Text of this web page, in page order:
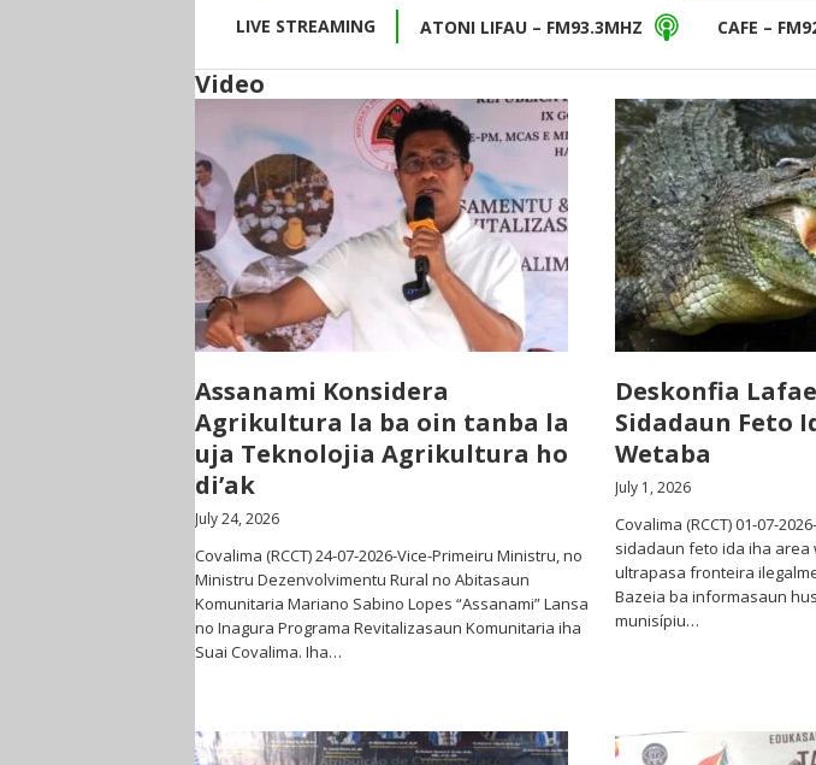
LIVE STREAMING ATONI LIFAU – FM93.3MHZ CAFE –
Video
Assanami Konsidera
Agrikultura la ba oin tanba la
uja Teknolojia Agrikultura ho
di’ak
July 24, 2026
Covalima (RCCT) 24-07-2026-Vice-Primeiru Ministru, no
Ministru Dezenvolvimentu Rural no Abitasaun
Komunitaria Mariano Sabino Lopes “Assanami” Lansa
no Inagura Programa Revitalizasaun Komunitaria iha
Suai Covalima. Iha…
Deskonfia
Sidadaun Feto
Wetaba
July 1, 2026
Covalima (RCCT) 01-07-
sidadaun feto ida iha
ultrapasa fronteira
Bazeia ba informasaun
munisípiu…